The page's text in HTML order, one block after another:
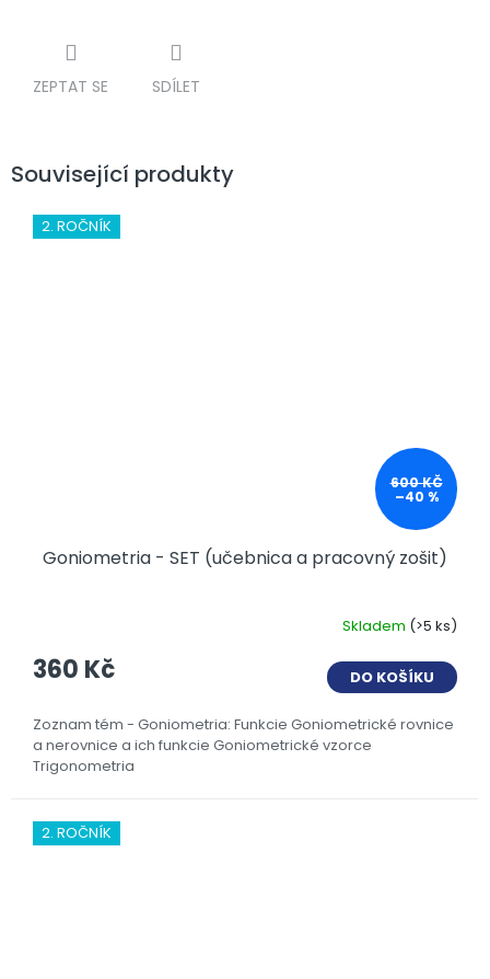
ZEPTAT SE SDÍLET
Související produkty
2. ROČNÍK
600 KČ
–40 %
Goniometria - SET (učebnica a pracovný zošit)
Skladem (>5 ks)
360 Kč DO KOŠÍKU
Zoznam tém - Goniometria: Funkcie Goniometrické rovnice
a nerovnice a ich funkcie Goniometrické vzorce
Trigonometria
2. ROČNÍK